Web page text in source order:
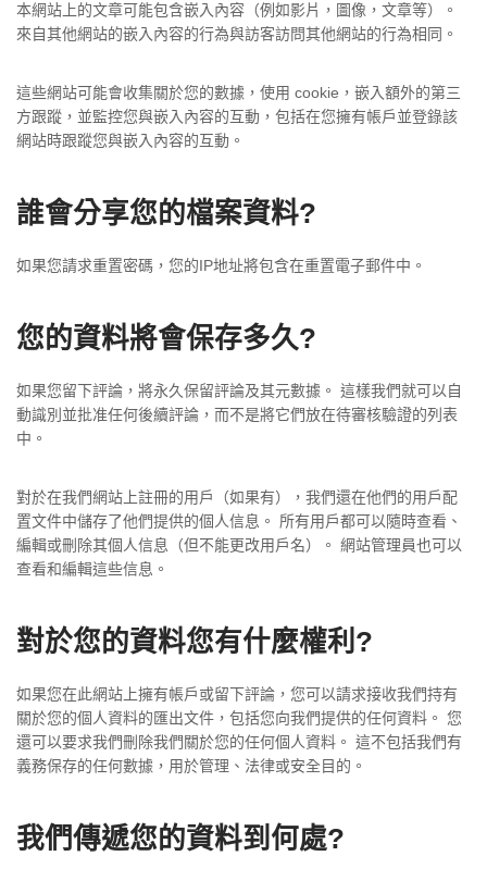
本網站上的文章可能包含嵌入內容（例如影片，圖像，文章等）。
來自其他網站的嵌入內容的行為與訪客訪問其他網站的行為相同。
這些網站可能會收集關於您的數據，使用 cookie，嵌入額外的第三
方跟蹤，並監控您與嵌入內容的互動，包括在您擁有帳戶並登錄該
網站時跟蹤您與嵌入內容的互動。
誰會分享您的檔案資料?
如果您請求重置密碼，您的IP地址將包含在重置電子郵件中。
您的資料將會保存多久?
如果您留下評論，將永久保留評論及其元數據。 這樣我們就可以自
動識別並批准任何後續評論，而不是將它們放在待審核驗證的列表
中。
對於在我們網站上註冊的用戶（如果有），我們還在他們的用戶配
置文件中儲存了他們提供的個人信息。 所有用戶都可以隨時查看、
編輯或刪除其個人信息（但不能更改用戶名）。 網站管理員也可以
查看和編輯這些信息。
對於您的資料您有什麼權利?
如果您在此網站上擁有帳戶或留下評論，您可以請求接收我們持有
關於您的個人資料的匯出文件，包括您向我們提供的任何資料。 您
還可以要求我們刪除我們關於您的任何個人資料。 這不包括我們有
義務保存的任何數據，用於管理、法律或安全目的。
我們傳遞您的資料到何處?